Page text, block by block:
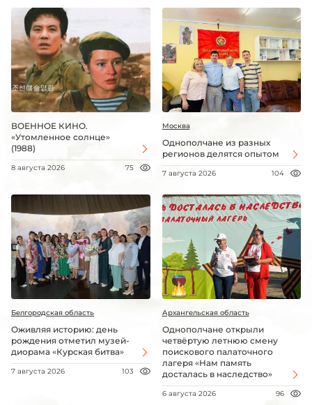
ВОЕННОЕ КИНО.
«Утомленное солнце»
(1988)
8 августа 2026 75
Москва
Однополчане из разных
регионов делятся опытом
7 августа 2026 104
Белгородская область
Оживляя историю: день
рождения отметил музей-
диорама «Курская битва»
7 августа 2026 103
Архангельская область
Однополчане открыли
четвёртую летнюю смену
поискового палаточного
лагеря «Нам память
досталась в наследство»
6 августа 2026 96